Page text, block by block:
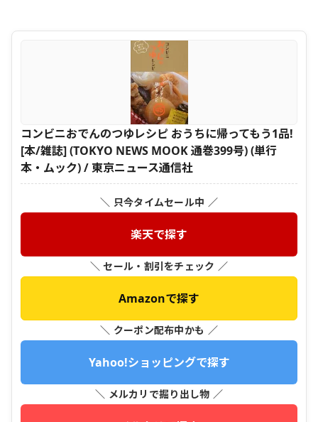
コンビニおでんのつゆレシピ おうちに帰ってもう1品!
[本/雑誌] (TOKYO NEWS MOOK 通巻399号) (単行
本・ムック) / 東京ニュース通信社
＼ 只今タイムセール中 ／
楽天で探す
＼ セール・割引をチェック ／
Amazonで探す
＼ クーポン配布中かも ／
Yahoo!ショッピングで探す
＼ メルカリで掘り出し物 ／